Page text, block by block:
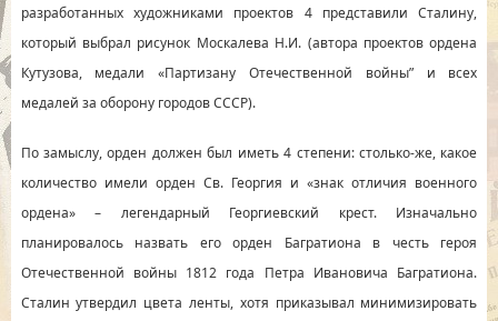
разработанных художниками проектов 4 представили Сталину,
который выбрал рисунок Москалева Н.И. (автора проектов ордена
Кутузова, медали «Партизану Отечественной войны” и всех
медалей за оборону городов СССР).
По замыслу, орден должен был иметь 4 степени: столько-же, какое
количество имели орден Св. Георгия и «знак отличия военного
ордена» – легендарный Георгиевский крест. Изначально
планировалось назвать его орден Багратиона в честь героя
Отечественной войны 1812 года Петра Ивановича Багратиона.
Сталин утвердил цвета ленты, хотя приказывал минимизировать